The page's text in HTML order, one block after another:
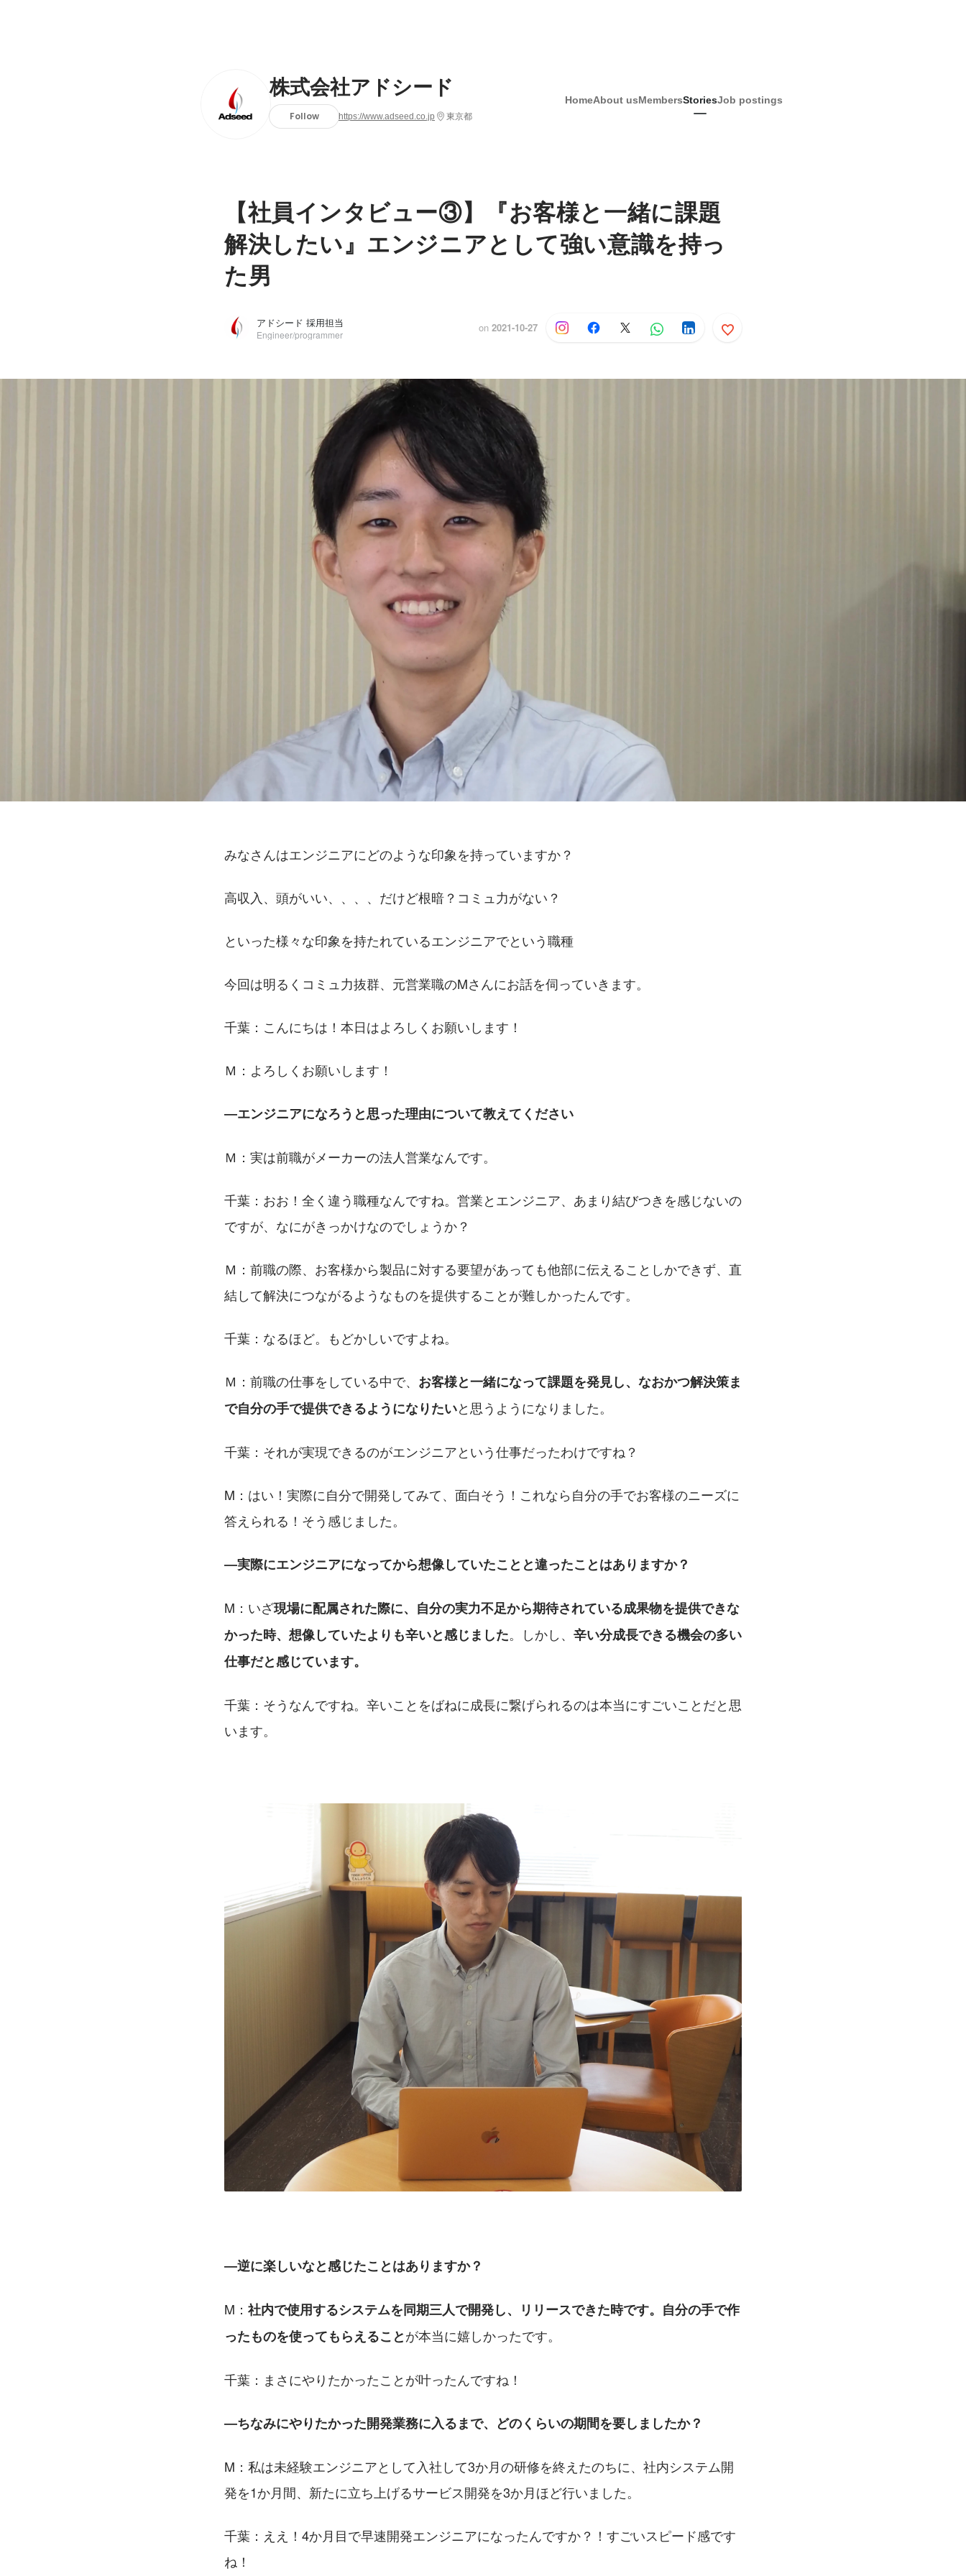
株式会社アドシード
Follow https://www.adseed.co.jp 東京都
HomeAbout usMembersStoriesJob postings
【社員インタビュー③】『お客様と一緒に課題
解決したい』エンジニアとして強い意識を持っ
た男
アドシード 採用担当
Engineer/programmer
on 2021-10-27
みなさんはエンジニアにどのような印象を持っていますか？
高収入、頭がいい、、、、だけど根暗？コミュ力がない？
といった様々な印象を持たれているエンジニアでという職種
今回は明るくコミュ力抜群、元営業職のMさんにお話を伺っていきます。
千葉：こんにちは！本日はよろしくお願いします！
Ｍ：よろしくお願いします！
―エンジニアになろうと思った理由について教えてください
Ｍ：実は前職がメーカーの法人営業なんです。
千葉：おお！全く違う職種なんですね。営業とエンジニア、あまり結びつきを感じないの
ですが、なにがきっかけなのでしょうか？
Ｍ：前職の際、お客様から製品に対する要望があっても他部に伝えることしかできず、直
結して解決につながるようなものを提供することが難しかったんです。
千葉：なるほど。もどかしいですよね。
Ｍ：前職の仕事をしている中で、 お客様と一緒になって課題を発見し、なおかつ解決策ま
で自分の手で提供できるようになりたいと思うようになりました。
千葉：それが実現できるのがエンジニアという仕事だったわけですね？
M：はい！実際に自分で開発してみて、面白そう！これなら自分の手でお客様のニーズに
答えられる！そう感じました。
―実際にエンジニアになってから想像していたことと違ったことはありますか？
M：いざ現場に配属された際に、自分の実力不足から期待されている成果物を提供できな
かった時、想像していたよりも辛いと感じました。しかし、 辛い分成長できる機会の多い
仕事だと感じています。
千葉：そうなんですね。辛いことをばねに成長に繋げられるのは本当にすごいことだと思
います。
―逆に楽しいなと感じたことはありますか？
M： 社内で使用するシステムを同期三人で開発し、リリースできた時です。自分の手で作
ったものを使ってもらえることが本当に嬉しかったです。
千葉：まさにやりたかったことが叶ったんですね！
―ちなみにやりたかった開発業務に入るまで、どのくらいの期間を要しましたか？
M：私は未経験エンジニアとして入社して3か月の研修を終えたのちに、社内システム開
発を1か月間、新たに立ち上げるサービス開発を3か月ほど行いました。
千葉：ええ！4か月目で早速開発エンジニアになったんですか？！すごいスピード感です
ね！